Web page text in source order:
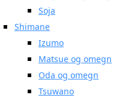
Soja
Shimane
Izumo
Matsue og omegn
Oda og omegn
Tsuwano